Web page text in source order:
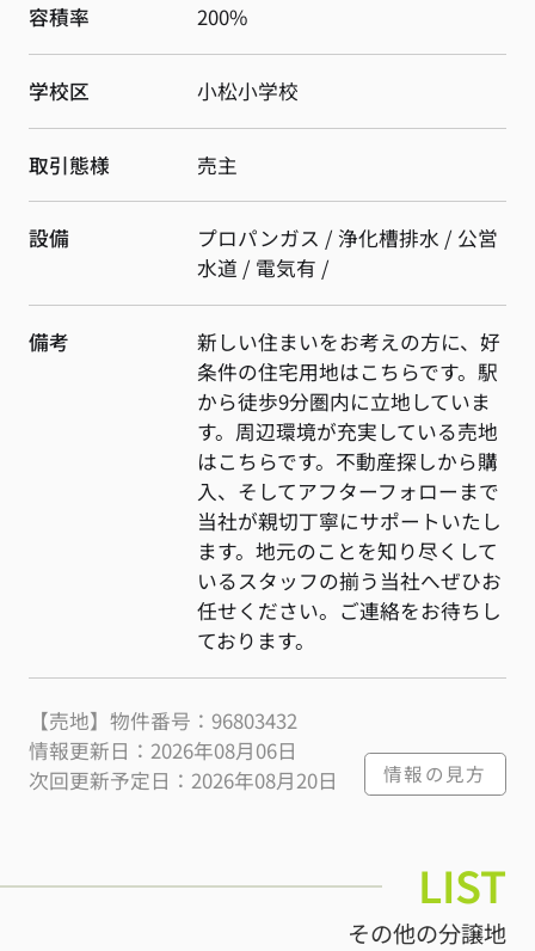
容積率 200%
学校区 小松小学校
取引態様 売主
設備
プロパンガス / 浄化槽排水 / 公営
水道 / 電気有 /
備考
新しい住まいをお考えの方に、好
条件の住宅用地はこちらです。駅
から徒歩9分圏内に立地していま
す。周辺環境が充実している売地
はこちらです。不動産探しから購
入、そしてアフターフォローまで
当社が親切丁寧にサポートいたし
ます。地元のことを知り尽くして
いるスタッフの揃う当社へぜひお
任せください。ご連絡をお待ちし
ております。
【売地】物件番号：96803432
情報更新日：2026年08月06日
次回更新予定日：2026年08月20日
情報の見方
LIST
その他の分譲地